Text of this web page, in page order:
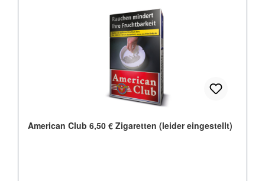
American Club 6,50 € Zigaretten (leider eingestellt)